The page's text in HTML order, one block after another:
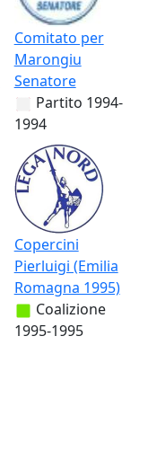
Comitato per
Marongiu
Senatore
Partito 1994-
1994
Copercini
Pierluigi (Emilia
Romagna 1995)
Coalizione
1995-1995